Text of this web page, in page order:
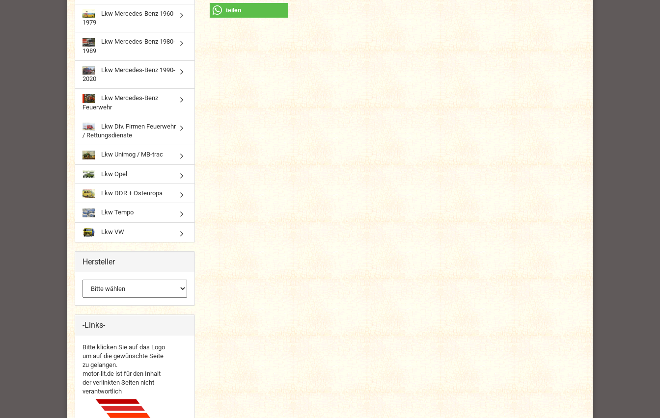
teilen
Lkw Mercedes-Benz 1960-
1979
Lkw Mercedes-Benz 1980-
1989
Lkw Mercedes-Benz 1990-
2020
Lkw Mercedes-Benz
Feuerwehr
Lkw Div. Firmen Feuerwehr
/ Rettungsdienste
Lkw Unimog / MB-trac
Lkw Opel
Lkw DDR + Osteuropa
Lkw Tempo
Lkw VW
Hersteller
-Links-
Bitte klicken Sie auf das Logo
um auf die gewünschte Seite
zu gelangen.
motor-lit.de ist für den Inhalt
der verlinkten Seiten nicht
verantwortlich